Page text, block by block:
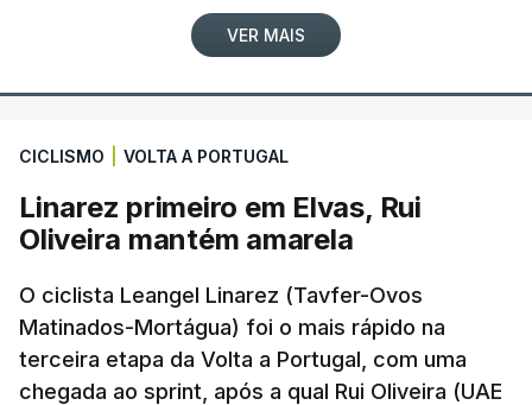
VER MAIS
CICLISMO VOLTA A PORTUGAL
Linarez primeiro em Elvas, Rui
Oliveira mantém amarela
O ciclista Leangel Linarez (Tavfer-Ovos
Matinados-Mortágua) foi o mais rápido na
terceira etapa da Volta a Portugal, com uma
chegada ao sprint, após a qual Rui Oliveira (UAE